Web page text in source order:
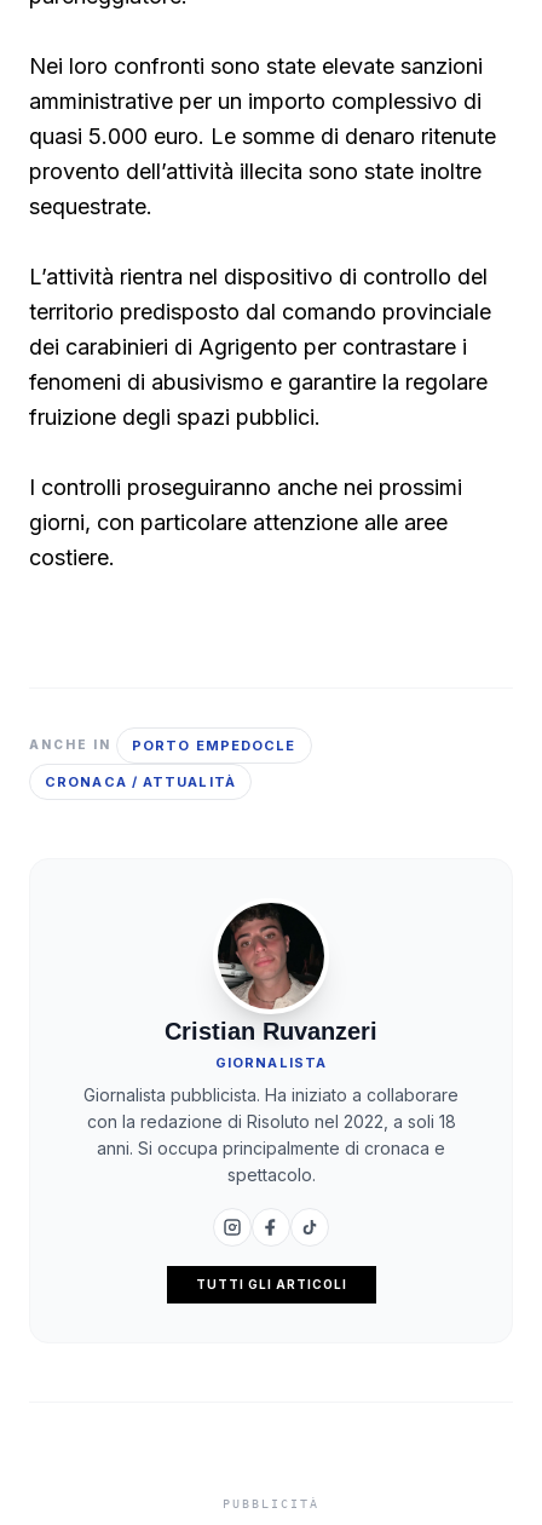
Nei loro confronti sono state elevate sanzioni
amministrative per un importo complessivo di
quasi 5.000 euro. Le somme di denaro ritenute
provento dell’attività illecita sono state inoltre
sequestrate.
L’attività rientra nel dispositivo di controllo del
territorio predisposto dal comando provinciale
dei carabinieri di Agrigento per contrastare i
fenomeni di abusivismo e garantire la regolare
fruizione degli spazi pubblici.
I controlli proseguiranno anche nei prossimi
giorni, con particolare attenzione alle aree
costiere.
ANCHE IN PORTO EMPEDOCLE
CRONACA / ATTUALITÀ
Cristian Ruvanzeri
GIORNALISTA
Giornalista pubblicista. Ha iniziato a collaborare
con la redazione di Risoluto nel 2022, a soli 18
anni. Si occupa principalmente di cronaca e
spettacolo.
TUTTI GLI ARTICOLI